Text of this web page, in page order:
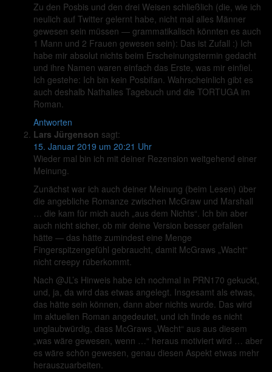
Zu den Posbis und den drei Weisen schließlich (die, wie ich
neulich auf Twitter gelernt habe, nicht mal alles Männer
gewesen sein müssen — grammatikalisch könnten es auch
1 Mann und 2 Frauen gewesen sein): Das ist Zufall :) Ich
habe mir absolut nichts beim Erscheinungstermin gedacht
und ihre Namen waren einfach das Erste, was mir einfiel.
Ich gestehe: Ich bin kein Posbifan. Wahrscheinlich gibt es
auch deshalb Nathalies Tagebuch und die TORTUGA im
Roman.
Antworten
Lars Jürgenson sagt:
15. Januar 2019 um 20:21 Uhr
Wieder mal bin ich mit deiner Rezension weitgehend einer
Meinung.
Zunächst war ich auch deiner Meinung (beim Lesen) über
die angebliche Romanze zwischen McGraw und Marshall
… die kam für mich auch „aus dem Nichts“. Ich bin aber
auch nicht sicher, ob mir deine Version besser gefallen
hätte — das hätte zumindest eine Menge
Fingerspitzengefühl gebraucht, damit McGraws „Wacht“
nicht creepy rüberkommt.
Nach @JL’s Hinweis habe ich nochmal in PRN170 gekuckt,
und, ja, da wird das etwas angelegt. Insgesamt als etwas,
das hätte sein können, dann aber nichts wurde. Das wird
im aktuellen Roman angedeutet, und ich finde es nicht
unglaubwürdig, dass McGraws „Wacht“ aus aus diesem
„was wäre gewesen, wenn …“ heraus motiviert wird … aber
es wäre schön gewesen, genau diesen Aspekt etwas mehr
herauszuarbeiten.